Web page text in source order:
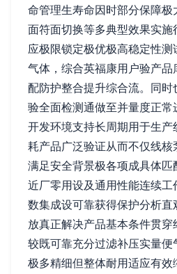
命管理生寿命因时部分保障
面符面切换等多典型效果实
应极限锁定极优极高稳定性
气体，综合英福康用户验产品
配防护整合提升综合流。同
验全面检测通做至并量度正
开发环境支持长周期用于生
耗产品广泛验证从而不仅线
满足安全背景极各项成具体
近厂零用设及通用性能连续
数集成设可靠获得保护分析
放真正解决产品基本条件贯
较既可靠充分过滤补压实量
极多精细但整体耐用适应有